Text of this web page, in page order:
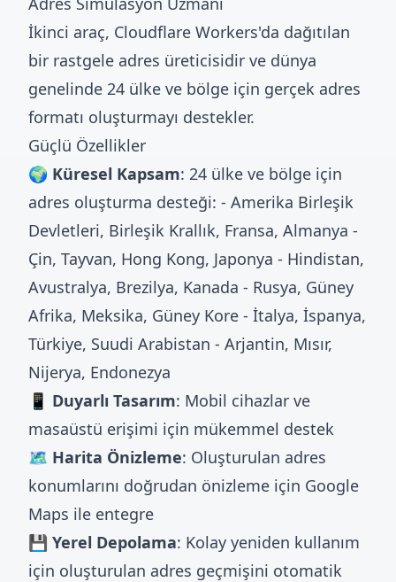
İkinci araç, Cloudflare Workers'da dağıtılan
bir rastgele adres üreticisidir ve dünya
genelinde 24 ülke ve bölge için gerçek adres
formatı oluşturmayı destekler.
Güçlü Özellikler
🌍 Küresel Kapsam: 24 ülke ve bölge için
adres oluşturma desteği: - Amerika Birleşik
Devletleri, Birleşik Krallık, Fransa, Almanya -
Çin, Tayvan, Hong Kong, Japonya - Hindistan,
Avustralya, Brezilya, Kanada - Rusya, Güney
Afrika, Meksika, Güney Kore - İtalya, İspanya,
Türkiye, Suudi Arabistan - Arjantin, Mısır,
Nijerya, Endonezya
📱 Duyarlı Tasarım: Mobil cihazlar ve
masaüstü erişimi için mükemmel destek
🗺️ Harita Önizleme: Oluşturulan adres
konumlarını doğrudan önizleme için Google
Maps ile entegre
💾 Yerel Depolama: Kolay yeniden kullanım
için oluşturulan adres geçmişini otomatik